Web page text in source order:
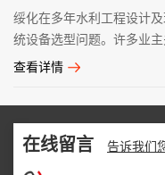
绥化在多年水利工程设计
统设备选型问题。许多业主
查看详情
在线留言 告诉我们